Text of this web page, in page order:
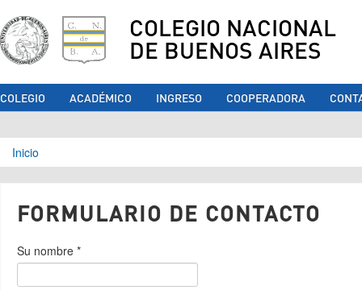
COLEGIO NACIONAL
DE BUENOS AIRES
COLEGIO ACADÉMICO INGRESO COOPERADORA
Se encuentra usted aquí
Inicio
FORMULARIO DE CONTACTO
Su nombre *